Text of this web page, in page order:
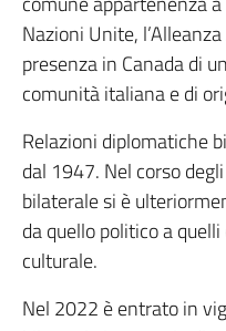
Nazioni Unite,
presenza in Canada di
comunità italiana e di
Relazioni diplomatiche
dal 1947. Nel corso
bilaterale si è
da quello politico a
culturale.
Nel 2022 è entrato in